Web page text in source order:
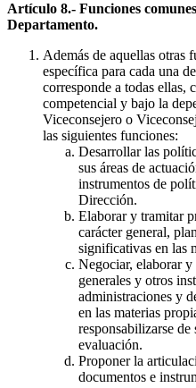
Artículo 8.- Funciones
Departamento.
Además de aquellas otras
específica para cada una
corresponde a todas ellas,
competencial y bajo la
Viceconsejero o
las siguientes funciones:
Desarrollar las
sus áreas de
instrumentos de
Dirección.
Elaborar y tramitar
carácter general,
significativas en las
Negociar, elaborar
generales y otros
administraciones y
en las materias
responsabilizarse
evaluación.
Proponer la
documentos e